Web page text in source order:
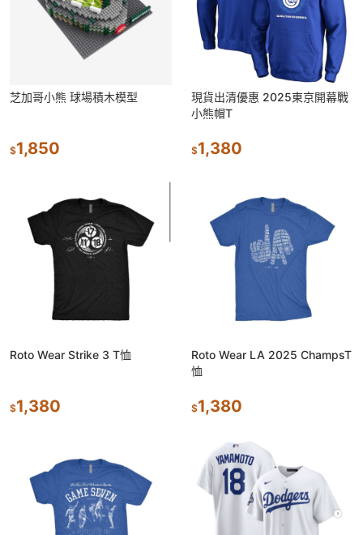
芝加哥小熊 球場積木模型
$1,850
現貨出清優惠 2025東京開幕戰
小熊帽T
$1,380
Roto Wear Strike 3 T恤
$1,380
Roto Wear LA 2025 ChampsT
恤
$1,380